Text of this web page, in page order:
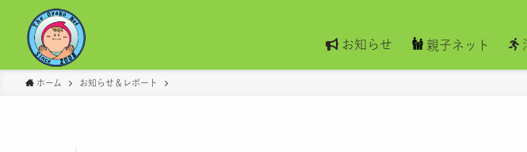
お知らせ 親子ネット
ホーム お知らせ＆レポート